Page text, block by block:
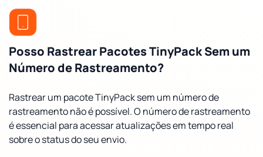
Posso Rastrear Pacotes TinyPack Sem um
Número de Rastreamento?
Rastrear um pacote TinyPack sem um número de
rastreamento não é possível. O número de rastreamento
é essencial para acessar atualizações em tempo real
sobre o status do seu envio.